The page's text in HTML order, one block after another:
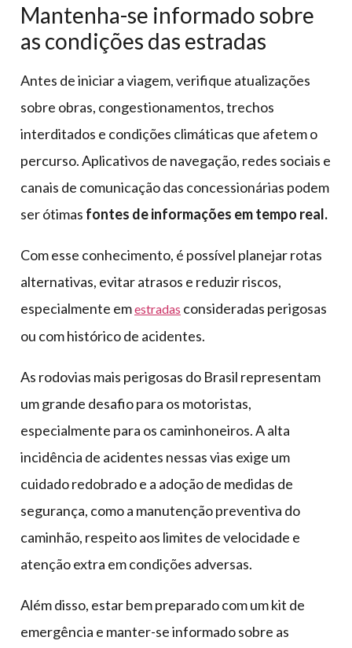
Mantenha-se informado sobre
as condições das estradas
Antes de iniciar a viagem, verifique atualizações
sobre obras, congestionamentos, trechos
interditados e condições climáticas que afetem o
percurso. Aplicativos de navegação, redes sociais e
canais de comunicação das concessionárias podem
ser ótimas fontes de informações em tempo real.
Com esse conhecimento, é possível planejar rotas
alternativas, evitar atrasos e reduzir riscos,
especialmente emestradas consideradas perigosas
ou com histórico de acidentes.
As rodovias mais perigosas do Brasil representam
um grande desafio para os motoristas,
especialmente para os caminhoneiros. A alta
incidência de acidentes nessas vias exige um
cuidado redobrado e a adoção de medidas de
segurança, como a manutenção preventiva do
caminhão, respeito aos limites de velocidade e
atenção extra em condições adversas.
Além disso, estar bem preparado com um kit de
emergência e manter-se informado sobre as